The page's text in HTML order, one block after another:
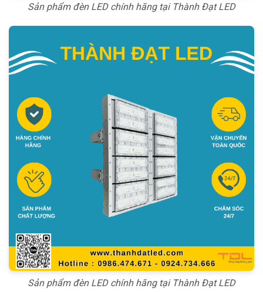
Sản phẩm đèn LED chính hãng tại Thành Đạt LED
Sản phẩm đèn LED chính hãng tại Thành Đạt LED